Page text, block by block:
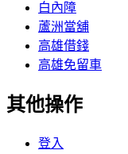
白內障
蘆洲當舖
高雄借錢
高雄免留車
其他操作
登入